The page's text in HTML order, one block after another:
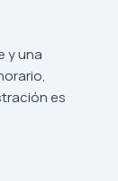
y una
es